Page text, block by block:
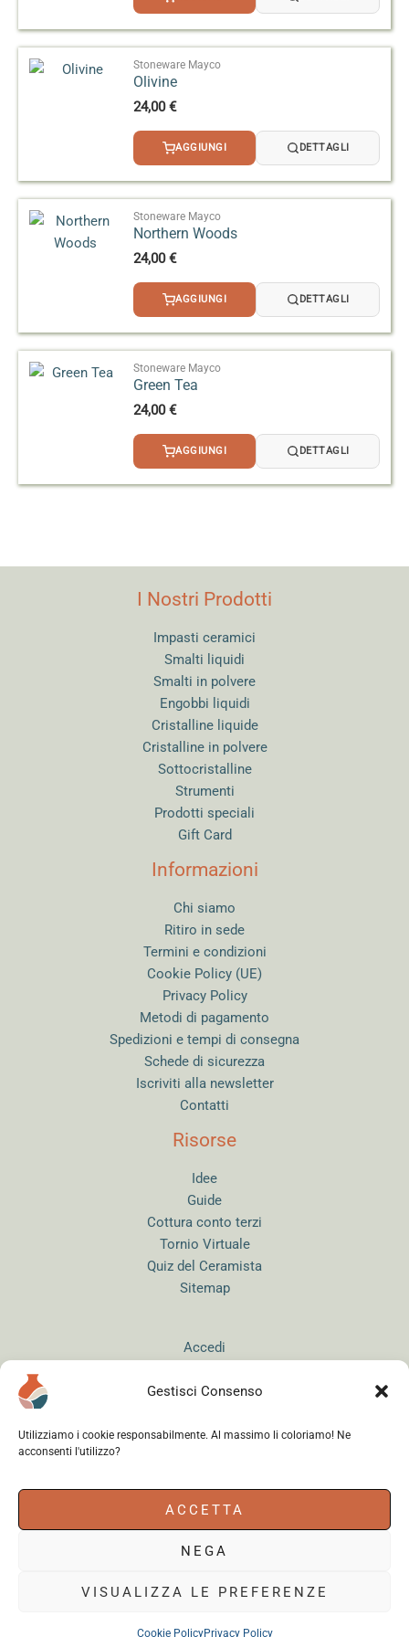
Gestisci Consenso
Utilizziamo i cookie responsabilmente. Al massimo li coloriamo! Ne
acconsenti l'utilizzo?
ACCETTA
NEGA
VISUALIZZA LE PREFERENZE
Cookie PolicyPrivacy Policy
Stoneware Mayco
Olivine
24,00€
AGGIUNGI DETTAGLI
Stoneware Mayco
Northern Woods
24,00€
AGGIUNGI DETTAGLI
Stoneware Mayco
Green Tea
24,00€
AGGIUNGI DETTAGLI
I Nostri Prodotti
Impasti ceramici
Smalti liquidi
Smalti in polvere
Engobbi liquidi
Cristalline liquide
Cristalline in polvere
Sottocristalline
Strumenti
Prodotti speciali
Gift Card
Informazioni
Chi siamo
Ritiro in sede
Termini e condizioni
Cookie Policy (UE)
Privacy Policy
Metodi di pagamento
Spedizioni e tempi di consegna
Schede di sicurezza
Iscriviti alla newsletter
Contatti
Risorse
Idee
Guide
Cottura conto terzi
Tornio Virtuale
Quiz del Ceramista
Sitemap
Accedi
18179961000 - Copyright © 2026